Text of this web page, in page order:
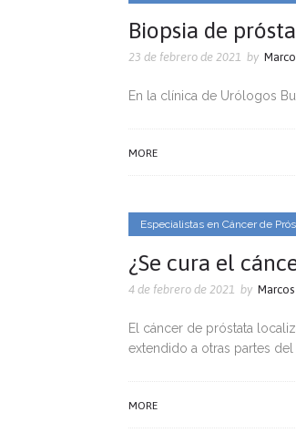
Biopsia de
23 de febrero de 2021 by
En la clínica de Urólogos
MORE
Especialistas en Cáncer de
¿Se cura el
4 de febrero de 2021 by Marcos
El cáncer de próstata
extendido a otras partes
MORE